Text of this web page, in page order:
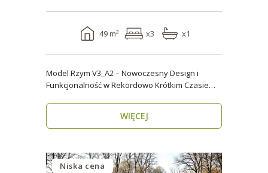
49 m² x3 x1
Model Rzym V3_A2 – Nowoczesny Design i
Funkcjonalność w Rekordowo Krótkim Czasie
WIĘCEJ
Niska cena